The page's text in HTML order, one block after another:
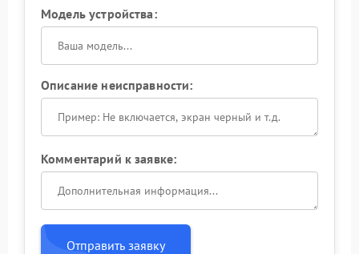
Модель устройства:
Описание неисправности:
Комментарий к заявке:
Отправить заявку